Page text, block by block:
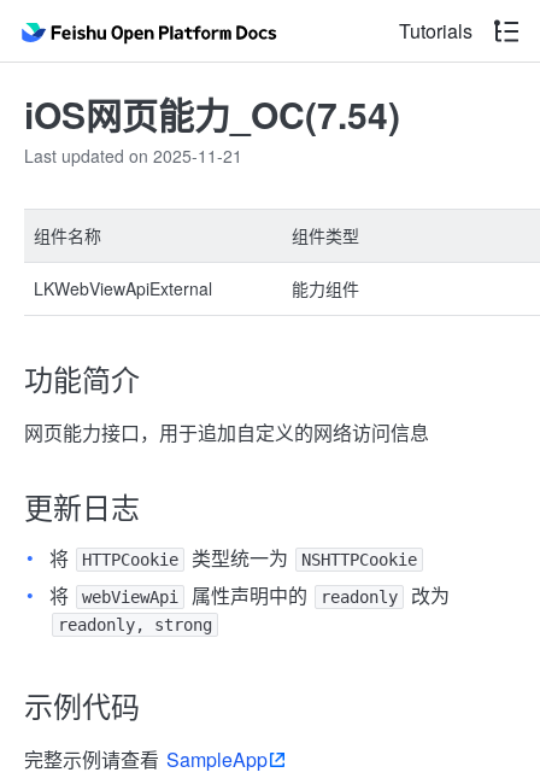
Tutorials
iOS网页能力_OC(7.54)
Last updated on 2025-11-21
组件名称 组件类型
LKWebViewApiExternal 能力组件
功能简介
网页能力接口，用于追加自定义的网络访问信息
更新日志
将 HTTPCookie 类型统一为 NSHTTPCookie
将 webViewApi 属性声明中的 readonly 改为
readonly, strong
示例代码
完整示例请查看 SampleApp